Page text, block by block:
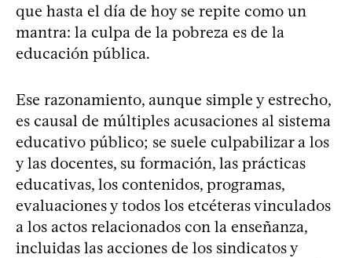
que hasta el día de hoy se repite como un
mantra: la culpa de la pobreza es de la
educación pública.
Ese razonamiento, aunque simple y estrecho,
es causal de múltiples acusaciones al sistema
educativo público; se suele culpabilizar a los
y las docentes, su formación, las prácticas
educativas, los contenidos, programas,
evaluaciones y todos los etcéteras vinculados
a los actos relacionados con la enseñanza,
incluidas las acciones de los sindicatos y